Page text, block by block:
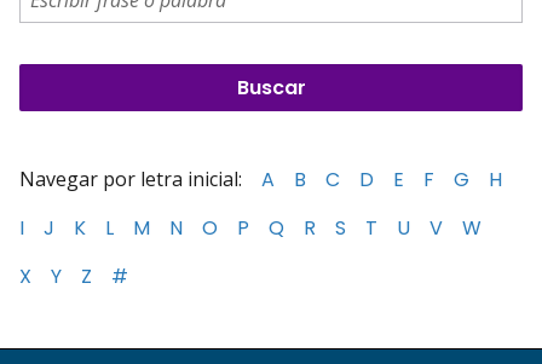
Navegar por letra inicial: A B C D E F G
H
I
J K L M N O P Q R S T U V
W
X
Y Z #